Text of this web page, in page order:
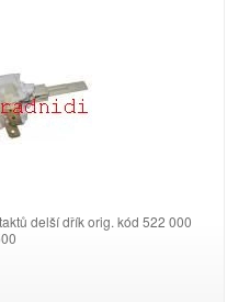
delší dřík orig. kód 522 000